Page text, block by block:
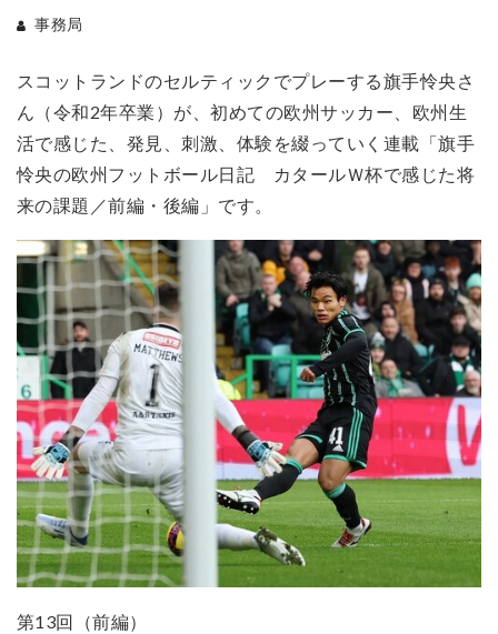
事務局
スコットランドのセルティックでプレーする旗手怜央さ
ん（令和2年卒業）が、初めての欧州サッカー、欧州生
活で感じた、発見、刺激、体験を綴っていく連載「旗手
怜央の欧州フットボール日記 カタールＷ杯で感じた将
来の課題／前編・後編」です。
第13回（前編）